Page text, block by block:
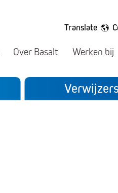
Translate
Over Basalt Werken bij
Verwijzers